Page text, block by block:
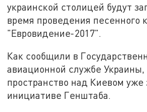
украинской столицей будут
время проведения песенного
"Евровидение-2017".
Как сообщили в
авиационной службе
пространство над Киевом уже
инициативе Генштаба.